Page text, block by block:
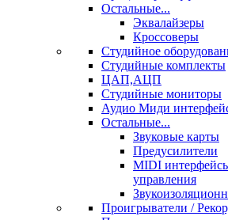
Остальные...
Эквалайзеры
Кроссоверы
Студийное
Студийные комплекты
ЦАП,АЦП
Студийные мониторы
Аудио Миди
Остальные...
Звуковые карты
Предусилители
MIDI
управления
Проигрыватели /